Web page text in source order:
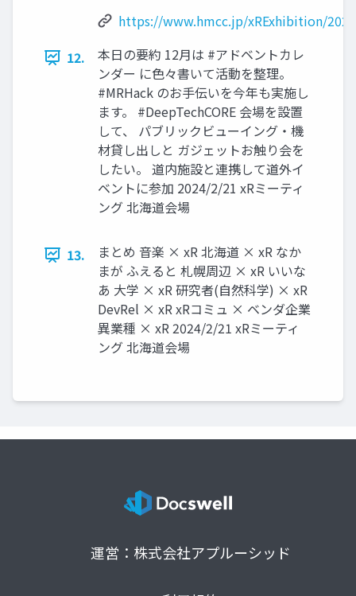
https://www.hmcc.jp/xRExhibition/
12.
本日の要約 12月は #アドベントカレ
ンダー に色々書いて活動を整理。
#MRHack のお手伝いを今年も実施し
ます。 #DeepTechCORE 会場を設置
して、 パブリックビューイング・機
材貸し出しと ガジェットお触り会を
したい。 道内施設と連携して道外イ
ベントに参加 2024/2/21 xRミーティ
ング 北海道会場
13.
まとめ 音楽 × xR 北海道 × xR なか
まが ふえると 札幌周辺 × xR いいな
あ 大学 × xR 研究者(自然科学) × xR
DevRel × xR xRコミュ × ベンダ企業
異業種 × xR 2024/2/21 xRミーティ
ング 北海道会場
運営：株式会社アプルーシッド